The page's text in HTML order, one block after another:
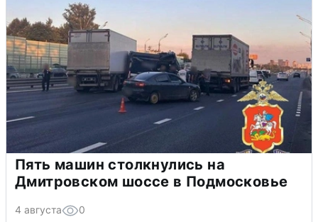
Пять машин столкнулись на
Дмитровском шоссе в Подмосковье
4 августа 0